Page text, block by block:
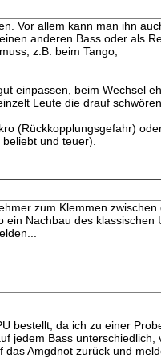
Vor allem kann man ihn
anderen Bass oder als
z.B. beim Tango,
einpassen, beim Wechsel
Leute die drauf schwören.
(Rückkopplungsgefahr)
und teuer).
zum Klemmen
Nachbau des
bestellt, da ich zu einer
jedem Bass
Amgdnot zurück und